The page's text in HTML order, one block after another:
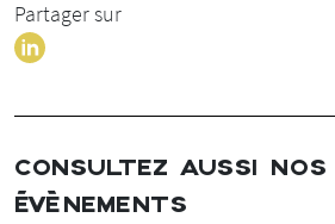
Partager sur
CONSULTEZ AUSSI NOS
ÉVÈNEMENTS